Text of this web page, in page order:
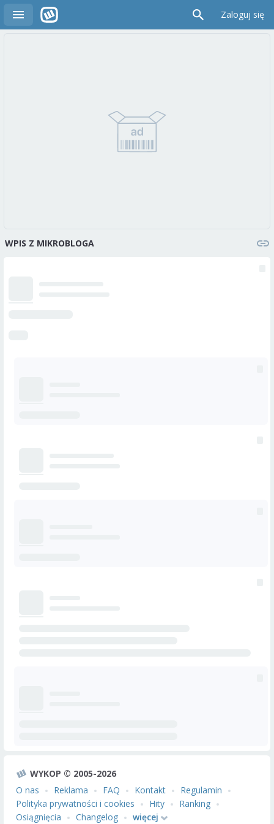
Zaloguj się
WPIS Z MIKROBLOGA
WYKOP © 2005-2026
O nas
Reklama FAQ Kontakt
Regulamin
Polityka prywatności i cookies
Hity
Ranking
Osiągnięcia
Changelog więcej